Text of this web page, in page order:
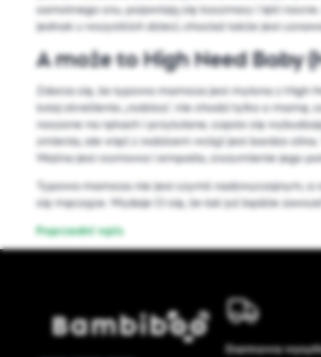
samotnego snu, pojawiają się koszmary i lęki
jednak u wszystkich dzieci, chociaż także jest
A może to High Need Baby
Zdarza się, że typowa mamoza jest mylona z High
tutaj określenia „rodzica”, nie chodzi tylko o
noszone na rękach i przytulane, często się
zmienia, ale więź z rodzicem wciąż jest bardzo
Ważna jest rozmowa i empatia, zrozumienie jego
Typowa mamoza nie jest czymś nadzwyczajnym,
się męczące. Wydaje Ci się, że tak już będzie
Poprzedni wpis
Darmowa